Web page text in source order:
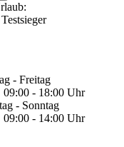
- Freitag
09:00 - 18:00 Uhr
- Sonntag
09:00 - 14:00 Uhr